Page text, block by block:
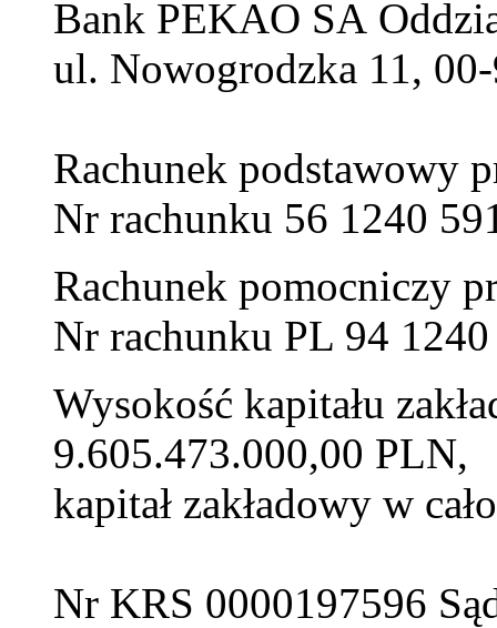
Bank PEKAO SA
ul. Nowogrodzka 11,
Rachunek podstawowy
Nr rachunku 56 1240
Rachunek pomocniczy
Nr rachunku PL 94
Wysokość kapitału
9.605.473.000,00 PLN,
kapitał zakładowy w
Nr KRS 0000197596